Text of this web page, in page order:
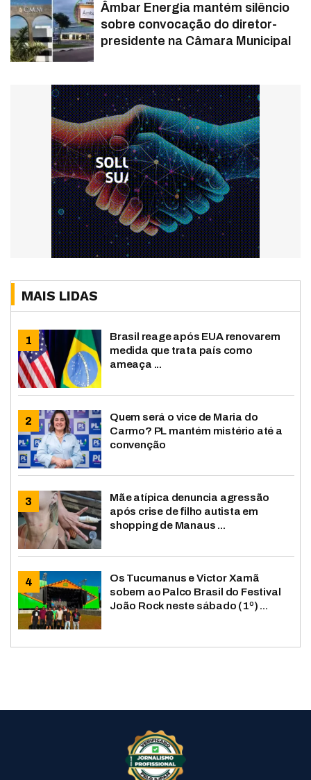
Âmbar Energia mantém silêncio
sobre convocação do diretor-
presidente na Câmara Municipal
MAIS LIDAS
Brasil reage após EUA renovarem
medida que trata país como
ameaça ...
Quem será o vice de Maria do
Carmo? PL mantém mistério até a
convenção
Mãe atípica denuncia agressão
após crise de filho autista em
shopping de Manaus ...
Os Tucumanus e Victor Xamã
sobem ao Palco Brasil do Festival
João Rock neste sábado (1º) ...